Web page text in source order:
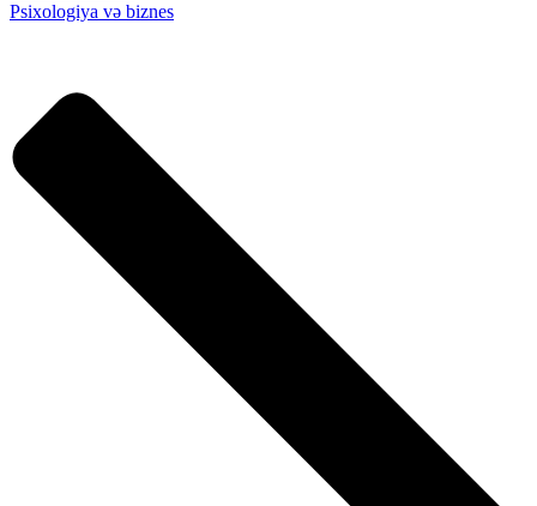
Psixologiya və biznes